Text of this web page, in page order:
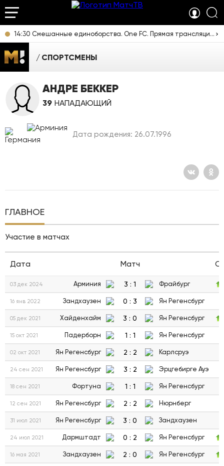
14:30 Смешанные единоборства. One FC. Прямая трансляция из Таиланда
СПОРТСМЕНЫ
АНДРЕ БЕККЕР
39 НАПАДАЮЩИЙ
Дата рождения: 26.07.1996
ГЛАВНОЕ
Участие в матчах
Дата Матч
03 дек 2024 Арминия 3 : 1 Фрайбург
16 янв 2022 Зандхаузен 0 : 3 Ян Регенсбург
05 дек 2021 Хайденхайм 3 : 0 Ян Регенсбург
15 окт 2021 Падерборн 1 : 1 Ян Регенсбург
02 окт 2021 Ян Регенсбург 2 : 2 Карлсруэ
24 сен 2021 Ян Регенсбург 3 : 2 Эрцгебирге Ауэ
18 сен 2021 Фортуна 1 : 1 Ян Регенсбург
12 сен 2021 Ян Регенсбург 2 : 2 Нюрнберг
31 июл 2021 Ян Регенсбург 3 : 0 Зандхаузен
24 июл 2021 Дармштадт 0 : 2 Ян Регенсбург
16 мая 2021 Зандхаузен 2 : 0 Ян Регенсбург